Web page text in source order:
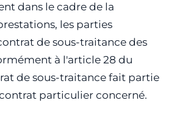
dans le cadre de la
les parties
de sous-traitance des
à l'article 28 du
de sous-traitance fait partie
particulier concerné.